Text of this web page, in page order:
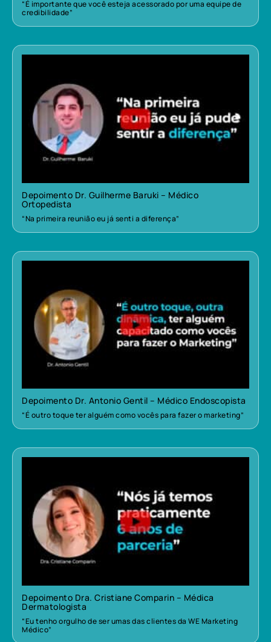
“É importante que você esteja acessorado por uma equipe de
credibilidade”
Depoimento Dr. Guilherme Baruki – Médico
Ortopedista
“Na primeira reunião eu já senti a diferença”
Depoimento Dr. Antonio Gentil – Médico Endoscopista
“É outro toque ter alguém como vocês para fazer o marketing”
Depoimento Dra. Cristiane Comparin – Médica
Dermatologista
“Eu tenho orgulho de ser umas das clientes da WE Marketing
Médico”